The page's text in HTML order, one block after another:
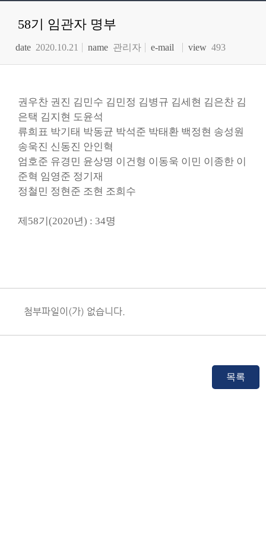
58기 임관자 명부
date 2020.10.21 name 관리자 e-mail view 493
권우찬 권진 김민수 김민정 김병규 김세현 김은찬 김
은택 김지현 도윤석
류희표 박기태 박동균 박석준 박태환 백정현 송성원
송욱진 신동진 안인혁
엄호준 유경민 윤상명 이건형 이동욱 이민 이종한 이
준혁 임영준 정기재
정철민 정현준 조현 조희수
제58기(2020년) : 34명
첨부파일이(가) 없습니다.